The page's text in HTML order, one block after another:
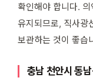
확인해야 합니다.
유지되므로, 직사광
보관하는 것이 좋습
충남 천안시 동